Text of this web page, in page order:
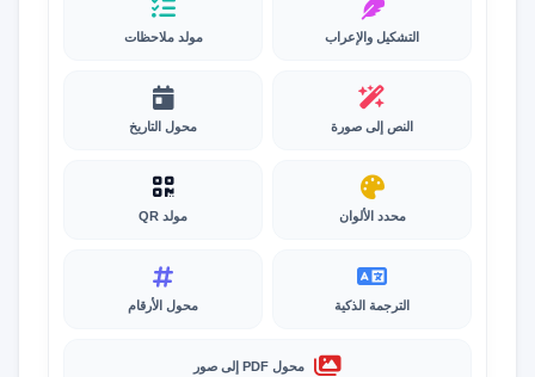
التشكيل والإعراب مولد ملاحظات
النص إلى صورة محول التاريخ
محدد الألوان مولد QR
الترجمة الذكية محول الأرقام
محول PDF إلى صور